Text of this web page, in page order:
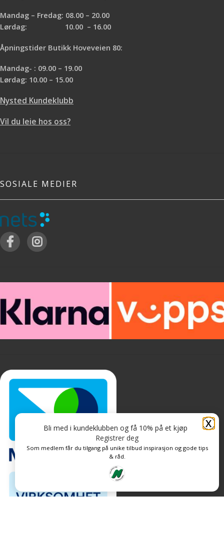
Mandag – Fredag: 08.00 – 20.00
Lørdag: 10.00 – 16.00
Åpningstider Butikk Hoveveien 80:
Mandag- : 09.00 – 19.00
Lørdag: 10.00 – 15.00
Nysted Kundeklubb
Vil du leie hos oss?
SOSIALE MEDIER
X
Bli med i kundeklubben og få 10% på et kjøp
Registrer deg
Som medlem får du tilgang på unike tilbud inspirasjon og gode tips
& råd.